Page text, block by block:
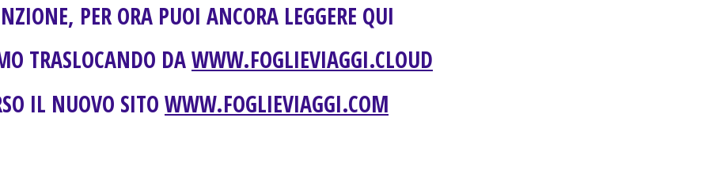
PER ORA PUOI ANCORA LEGGERE QUI
TRASLOCANDO DAWWW.FOGLIEVIAGGI.CLOUD
IL NUOVO SITO WWW.FOGLIEVIAGGI.COM